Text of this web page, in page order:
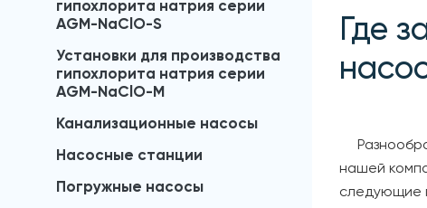
Где
нашей
следующие
гипохлорита натрия серии
AGM-NaClO-S
Установки для производства
гипохлорита натрия серии
AGM-NaClO-M
Канализационные насосы
Насосные станции
Погружные насосы